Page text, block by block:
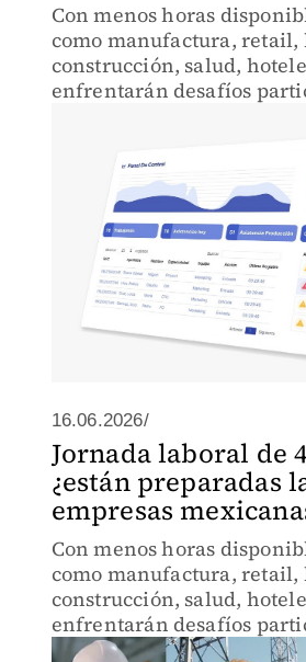
Con menos horas
como manufactura, retail,
construcción, salud,
enfrentarán desafíos
16.06.2026/
Jornada laboral de
¿están preparadas
empresas
Con menos horas
como manufactura, retail,
construcción, salud,
enfrentarán desafíos